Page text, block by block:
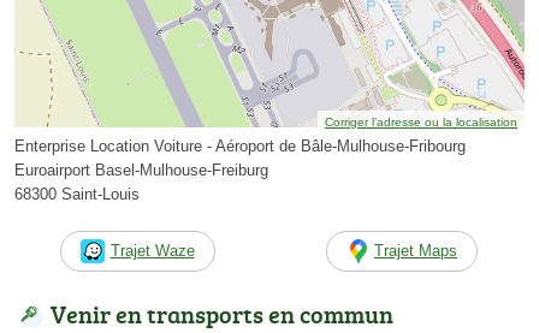
Corriger l’adresse ou la localisation
Enterprise Location Voiture - Aéroport de Bâle-Mulhouse-Fribourg
Euroairport Basel-Mulhouse-Freiburg
68300 Saint-Louis
Trajet Waze Trajet Maps
Venir en transports en commun